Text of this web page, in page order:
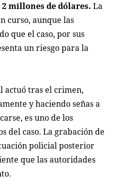
millones de dólares. La
curso, aunque las
que el caso, por sus
un riesgo para la
actuó tras el crimen,
y haciendo señas a
es uno de los
del caso. La grabación de
policial posterior
que las autoridades